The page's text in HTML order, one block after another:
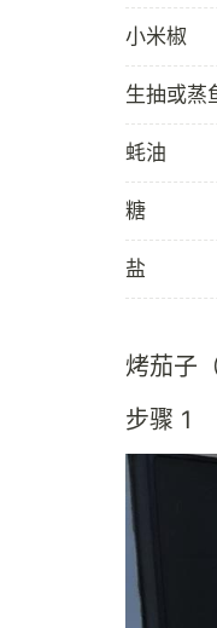
小米椒
生抽或蒸
蚝油
糖
盐
烤茄子
步骤 1